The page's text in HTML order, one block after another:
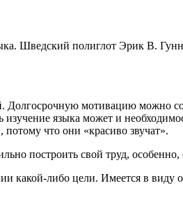
Шведский полиглот Эрик В.
мотивацию можно
языка может и
что они «красиво звучат».
построить свой труд, особенно,
какой-либо цели. Имеется в виду